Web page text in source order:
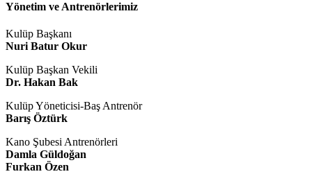
Yönetim ve Antrenörlerimiz
Kulüp Başkanı
Nuri Batur Okur
Kulüp Başkan Vekili
Dr. Hakan Bak
Kulüp Yöneticisi-Baş Antrenör
Barış Öztürk
Kano Şubesi Antrenörleri
Damla Güldoğan
Furkan Özen